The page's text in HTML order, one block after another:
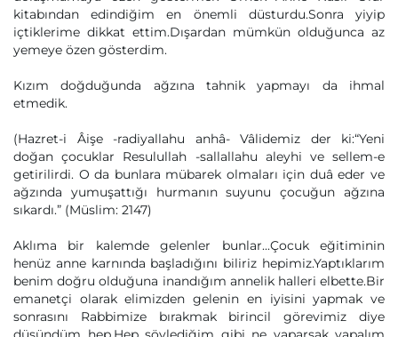
kitabından edindiğim en önemli düsturdu.Sonra yiyip
içtiklerime dikkat ettim.Dışardan mümkün olduğunca az
yemeye özen gösterdim.
Kızım doğduğunda ağzına tahnik yapmayı da ihmal
etmedik.
(Hazret-i Âişe -radiyallahu anhâ- Vâlidemiz der ki:“Yeni
doğan çocuklar Resulullah -sallallahu aleyhi ve sellem-e
getirilirdi. O da bunlara mübarek olmaları için duâ eder ve
ağzında yumuşattığı hurmanın suyunu çocuğun ağzına
sıkardı.” (Müslim: 2147)
Aklıma bir kalemde gelenler bunlar...Çocuk eğitiminin
henüz anne karnında başladığını biliriz hepimiz.Yaptıklarım
benim doğru olduğuna inandığım annelik halleri elbette.Bir
emanetçi olarak elimizden gelenin en iyisini yapmak ve
sonrasını Rabbimize bırakmak birincil görevimiz diye